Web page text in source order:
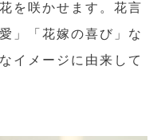
を咲かせます。花言
」「花嫁の喜び」な
イメージに由来して